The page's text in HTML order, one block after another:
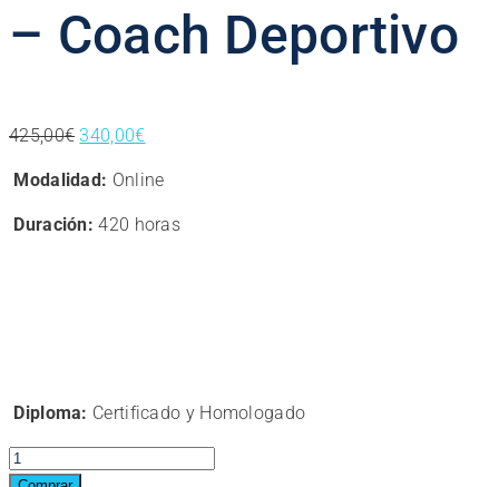
– Coach Deportivo
425,00€ El
original
era:
340,00€
actual
Modalidad: Online
Duración: 420 horas
Diploma: Certificado y Homologado
Curso
online.